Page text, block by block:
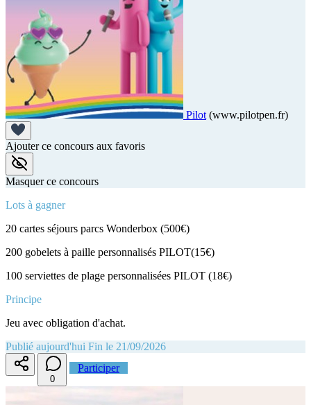
Pilot (www.pilotpen.fr)
Ajouter ce concours aux favoris
Masquer ce concours
Lots à gagner
20 cartes séjours parcs Wonderbox (500€)
200 gobelets à paille personnalisés PILOT(15€)
100 serviettes de plage personnalisées PILOT (18€)
Principe
Jeu avec obligation d'achat.
Publié aujourd'hui Fin le 21/09/2026
0
Participer